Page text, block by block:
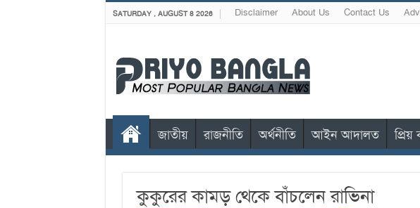
SATURDAY , AUGUST 8 2026 Disclaimer About Us Contact Us
জাতীয় রাজনীতি অর্থনীতি আইন আদালত প্রিয়
কুকুরের কামড় থেকে বাঁচলেন রাভিনা